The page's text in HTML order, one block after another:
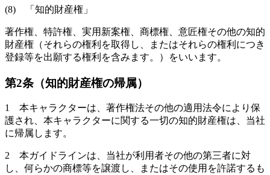
(8) 「知的財産権」
著作権、特許権、実用新案権、商標権、意匠権その他の知的
財産権（それらの権利を取得し、またはそれらの権利につき
登録等を出願する権利を含みます。）をいいます。
第2条（知的財産権の帰属）
1 本キャラクターは、著作権法その他の適用法令により保
護され、本キャラクターに関する一切の知的財産権は、当社
に帰属します。
2 本ガイドラインは、当社が利用者その他の第三者に対
し、何らかの商標等を譲渡し、またはその使用を許諾するも